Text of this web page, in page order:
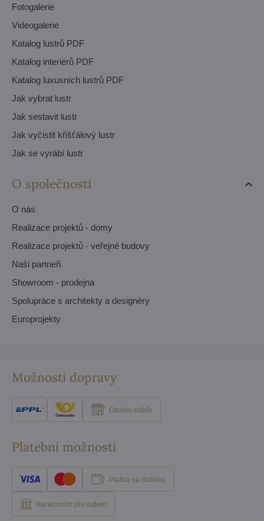
Fotogalerie
Videogalerie
Katalog lustrů PDF
Katalog interiérů PDF
Katalog luxusních lustrů PDF
Jak vybrat lustr
Jak sestavit lustr
Jak vyčistit křišťálový lustr
Jak se vyrábí lustr
O společnosti
O nás
Realizace projektů - domy
Realizace projektů - veřejné budovy
Naši partneři
Showroom - prodejna
Spolupráce s architekty a designéry
Europrojekty
Možnosti dopravy
Osobní odběr
Platební možnosti
Platba na dobírku
Bankovním převodem